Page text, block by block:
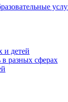
и детей
в разных сферах